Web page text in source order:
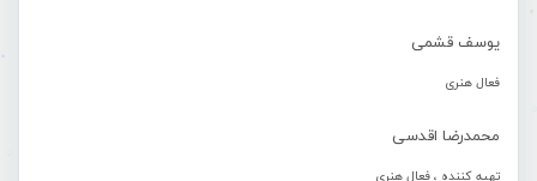
یوسف قشمی
فعال هنری
محمدرضا اقدسی
تهیه کننده ، فعال هنری